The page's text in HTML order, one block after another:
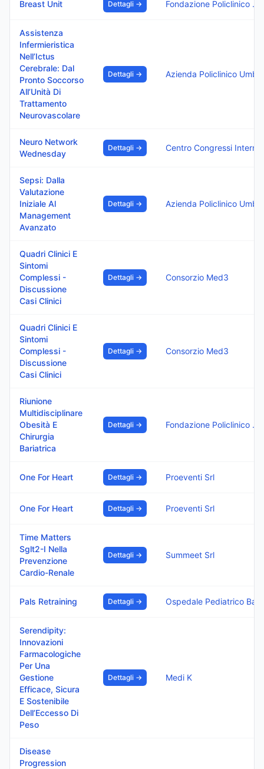
Breast Unit Dettagli → Fondazione Policlinico Di Monza
Assistenza
Infermieristica
Nell’Ictus
Cerebrale: Dal
Pronto Soccorso
All’Unità Di
Trattamento
Neurovascolare
Dettagli →
Neuro Network
Wednesday
Dettagli →
Sepsi: Dalla
Valutazione
Iniziale Al
Management
Avanzato
Dettagli →
Quadri Clinici E
Sintomi
Complessi -
Discussione
Casi Clinici
Dettagli → Consorzio Med3
Quadri Clinici E
Sintomi
Complessi -
Discussione
Casi Clinici
Dettagli → Consorzio Med3
Riunione
Multidisciplinare
Obesità E
Chirurgia
Bariatrica
Dettagli → Fondazione Policlinico Di Monza
One For Heart Dettagli → Proeventi Srl
One For Heart Dettagli → Proeventi Srl
Time Matters
Sglt2-I Nella
Prevenzione
Cardio-Renale
Dettagli → Summeet Srl
Pals Retraining Dettagli →
Serendipity:
Innovazioni
Farmacologiche
Per Una
Gestione
Efficace, Sicura
E Sostenibile
Dell’Eccesso Di
Peso
Dettagli → Medi K
Disease
Progression